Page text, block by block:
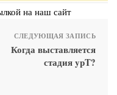
на наш сайт
СЛЕДУЮЩАЯ ЗАПИСЬ
Когда выставляется
стадия ypT?